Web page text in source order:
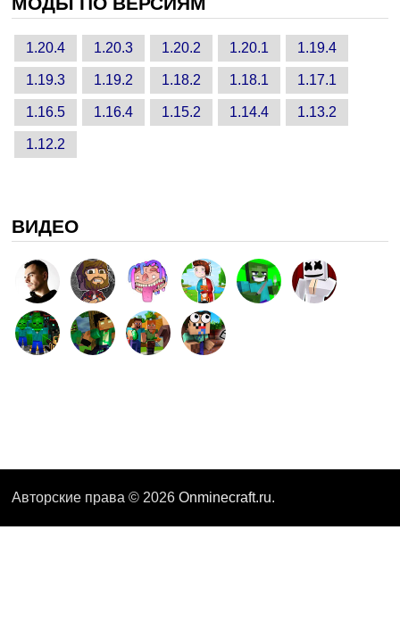
1.20.4 1.20.3 1.20.2 1.20.1 1.19.4
1.19.3 1.19.2 1.18.2 1.18.1 1.17.1
1.16.5 1.16.4 1.15.2 1.14.4 1.13.2
1.12.2
ВИДЕО
Авторские права © 2026Onminecraft.ru.